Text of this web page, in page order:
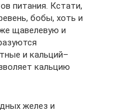
питания. Кстати,
бобы, хоть и
щавелевую и
и кальций–
кальцию
желез и